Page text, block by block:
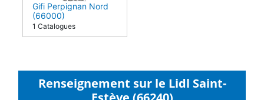
Gifi Perpignan Nord
(66000)
1 Catalogues
Renseignement sur le Lidl Saint-